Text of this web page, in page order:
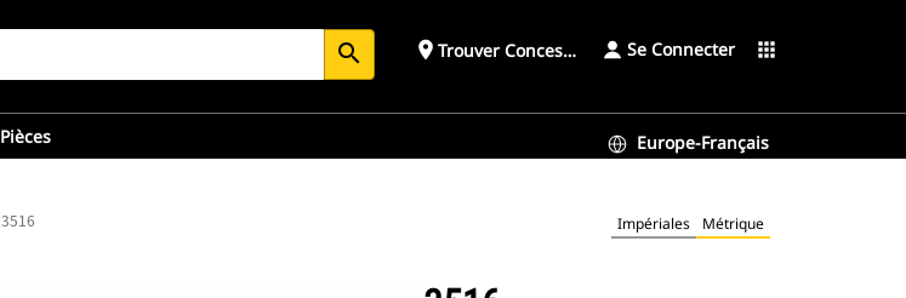
search place Trouver ConcessionnaireSe Connecter apps
Pièces Europe-Français
3516 Impériales Métrique